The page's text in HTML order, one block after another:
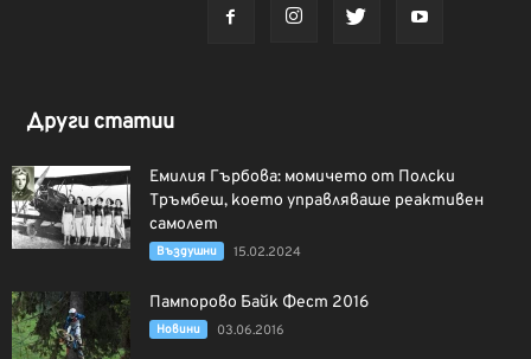
Други статии
Емилия Гърбова: момичето от Полски
Тръмбеш, което управляваше реактивен
самолет
Въздушни 15.02.2024
Пампорово Байк Фест 2016
Новини 03.06.2016